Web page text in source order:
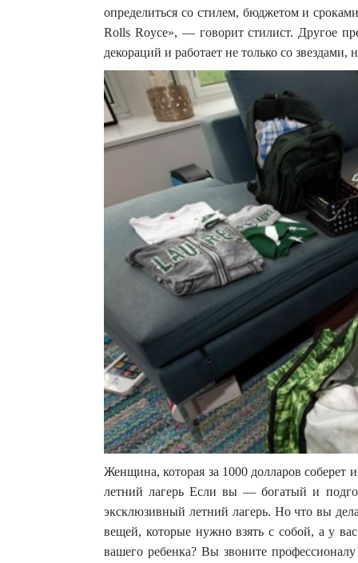
определиться со стилем, бюджетом и
Rolls Royce», — говорит стилист. Другое
декораций и работает не только со
Женщина, которая за 1000 долларов соберет
летний лагерь Если вы — богатый и
эксклюзивный летний лагерь. Но что вы
вещей, которые нужно взять с собой, а у
вашего ребенка? Вы звоните